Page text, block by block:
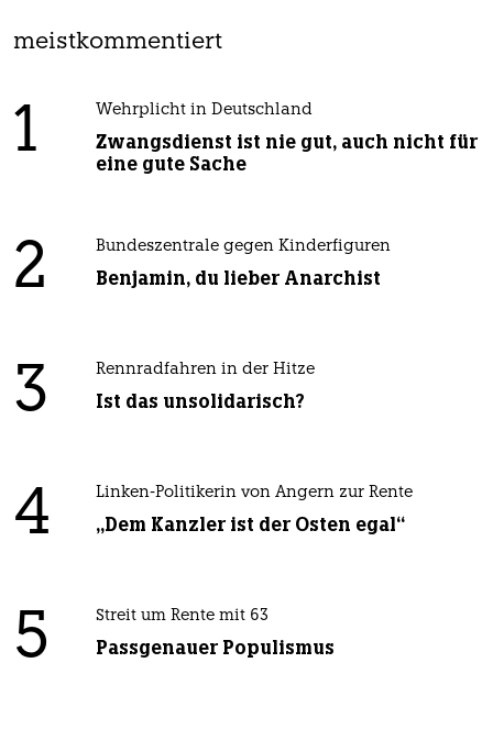
meistkommentiert
1 Wehrplicht in Deutschland
Zwangsdienst ist nie gut, auch nicht für
eine gute Sache
2 Bundeszentrale gegen Kinderfiguren
Benjamin, du lieber Anarchist
3 Rennradfahren in der Hitze
Ist das unsolidarisch?
4 Linken-Politikerin von Angern zur Rente
„Dem Kanzler ist der Osten egal“
5 Streit um Rente mit 63
Passgenauer Populismus